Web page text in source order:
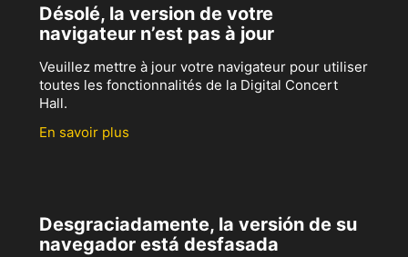
Désolé, la version de votre
navigateur n’est pas à jour
Veuillez mettre à jour votre navigateur pour utiliser
toutes les fonctionnalités de la Digital Concert
Hall.
En savoir plus
Desgraciadamente, la versión de su
navegador está desfasada